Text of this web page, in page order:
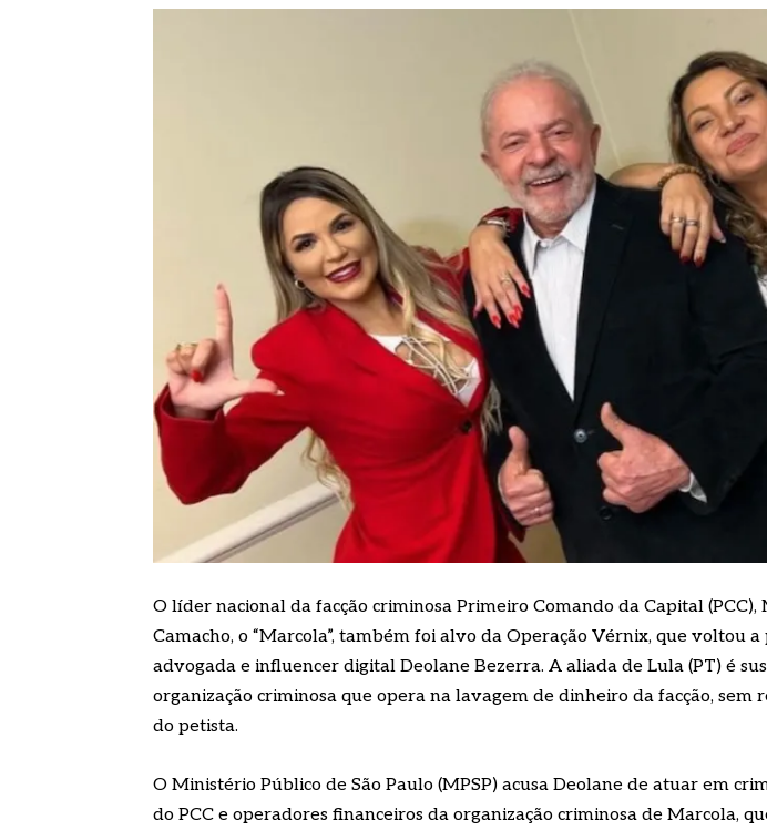
O líder nacional da facção criminosa Primeiro Comando da Capital
Camacho, o “Marcola”, também foi alvo da Operação Vérnix, que voltou
advogada e influencer digital Deolane Bezerra. A aliada de Lula (PT) é
organização criminosa que opera na lavagem de dinheiro da facção,
do petista.
O Ministério Público de São Paulo (MPSP) acusa Deolane de atuar em
do PCC e operadores financeiros da organização criminosa de Marcola,